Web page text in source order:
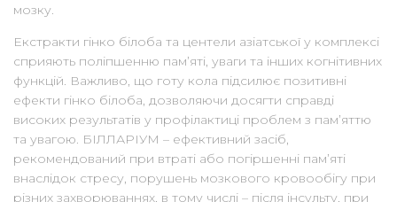
мозку.
Екстракти гінко білоба та центели азіатської у комплексі
сприяють поліпшенню пам’яті, уваги та інших когнітивних
функцій. Важливо, що готу кола підсилює позитивні
ефекти гінко білоба, дозволяючи досягти справді
високих результатів у профілактиці проблем з пам’яттю
та увагою. БІЛЛАРІУМ – ефективний засіб,
рекомендований при втраті або погіршенні пам’яті
внаслідок стресу, порушень мозкового кровообігу при
різних захворюваннях, в тому числі – після інсульту, при